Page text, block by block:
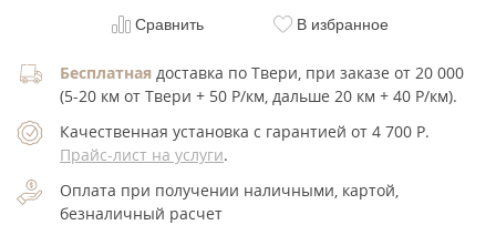
Сравнить В избранное
Бесплатная доставка по Твери, при заказе от 20 000
(5-20 км от Твери + 50 Р/км, дальше 20 км + 40 Р/км).
Качественная установка с гарантией от 4 700 Р.
Прайс-лист на услуги.
Оплата при получении наличными, картой,
безналичный расчет